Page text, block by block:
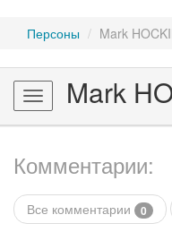
Персоны Mark
Toggle
navigation
Mark
Комментарии:
Все комментарии 0